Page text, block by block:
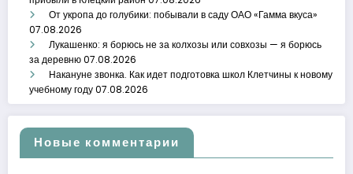
От укропа до голубики: побывали в саду ОАО «Гамма вкуса»
07.08.2026
Лукашенко: я борюсь не за колхозы или совхозы — я борюсь
за деревню07.08.2026
Накануне звонка. Как идет подготовка школ Клетчины к новому
учебному году07.08.2026
Новые комментарии